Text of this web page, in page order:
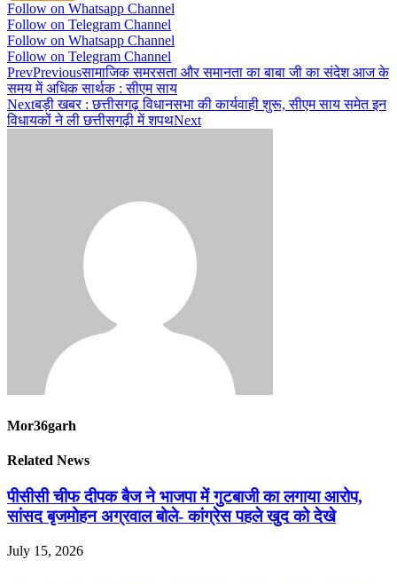
Follow on Whatsapp Channel
Follow on Telegram Channel
Follow on Whatsapp Channel
Follow on Telegram Channel
PrevPreviousसामाजिक समरसता और समानता का बाबा जी का संदेश आज के
समय में अधिक सार्थक : सीएम साय
Nextबड़ी खबर : छत्तीसगढ़ विधानसभा की कार्यवाही शुरू, सीएम साय समेत इन
विधायकों ने ली छत्तीसगढ़ी में शपथNext
Mor36garh
Related News
पीसीसी चीफ दीपक बैज ने भाजपा में गुटबाजी का लगाया आरोप,
सांसद बृजमोहन अग्रवाल बोले- कांग्रेस पहले खुद को देखे
July 15, 2026